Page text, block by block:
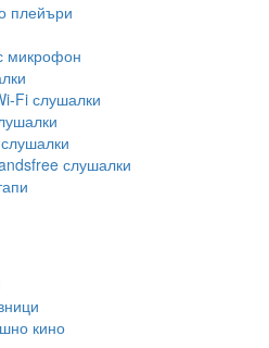
плейъри
микрофон
Fi слушалки
слушалки
кино